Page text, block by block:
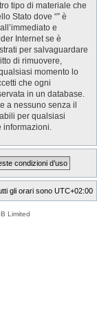
tipo di materiale che
Stato dove “” è
e
Internet se è
per salvaguardare
di rimuovere,
momento lo
che ogni
in un database.
a nessuno senza il
per qualsiasi
informazioni.
gli orari sono UTC+02:00
Limited